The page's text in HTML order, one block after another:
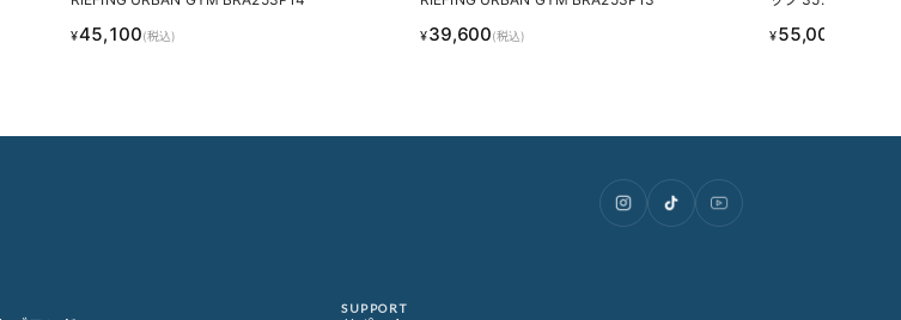
¥45,100(税込) ¥39,600(税込) ¥55,000
SUPPORT